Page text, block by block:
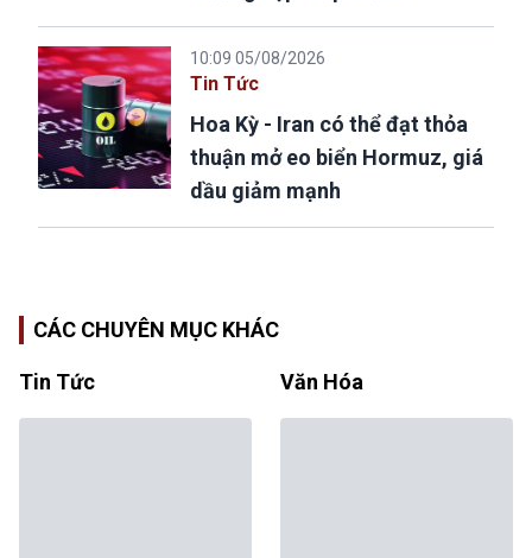
10:09 05/08/2026
Tin Tức
Hoa Kỳ - Iran có thể đạt thỏa
thuận mở eo biển Hormuz, giá
dầu giảm mạnh
CÁC CHUYÊN MỤC KHÁC
Tin Tức Văn Hóa